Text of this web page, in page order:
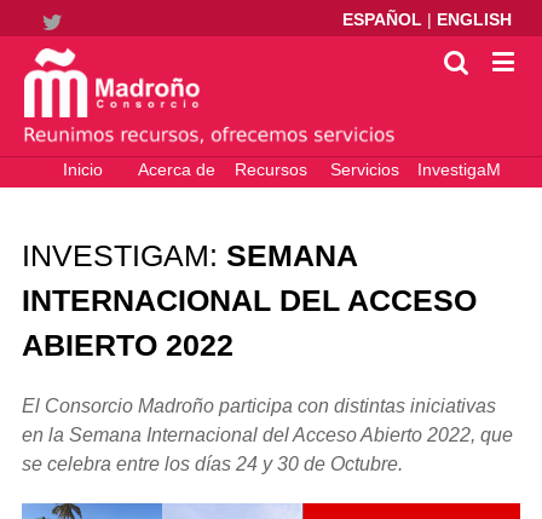
ESPAÑOL | ENGLISH
Twitter
Inicio Acerca de
Recursos
electrónicos
Servicios
InvestigaM
– Ciencia
INVESTIGAM: SEMANA
INTERNACIONAL DEL ACCESO
ABIERTO 2022
El Consorcio Madroño participa con distintas iniciativas
en la Semana Internacional del Acceso Abierto 2022, que
se celebra entre los días 24 y 30 de Octubre.